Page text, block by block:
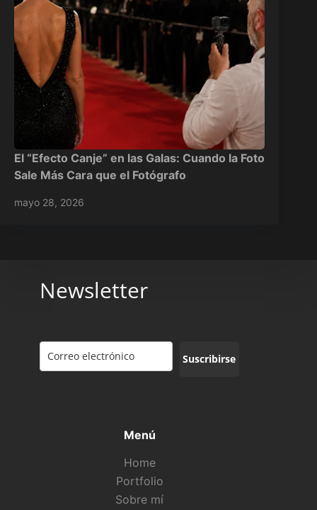
El “Efecto Canje” en las Galas: Cuando la Foto
Sale Más Cara que el Fotógrafo
mayo 28, 2026
Newsletter
Suscribirse
Menú
Home
Portfolio
Sobre mí